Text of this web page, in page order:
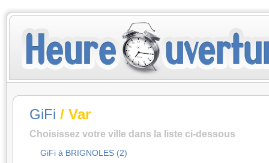
GiFi / Var
Choisissez votre ville dans la liste ci-dessous
GiFi à BRIGNOLES (2)